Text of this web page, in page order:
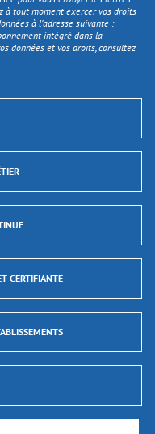
à tout moment exercer vos droits
à l’adresse suivante :
intégré dans la
données et vos droits, consultez
CERTIFIANTE